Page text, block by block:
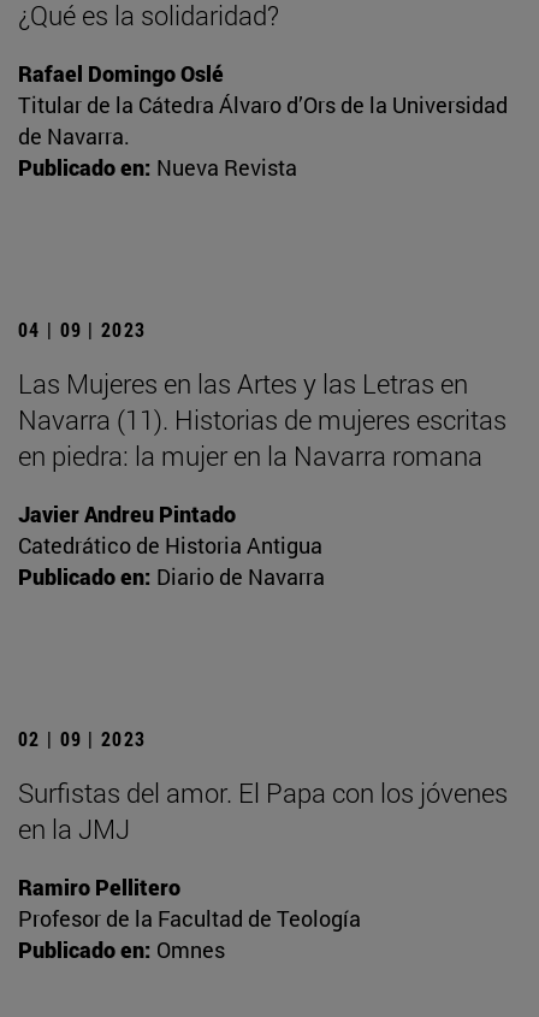
¿Qué es la solidaridad?
Rafael Domingo Oslé
Titular de la Cátedra Álvaro d’Ors de la Universidad
de Navarra.
Publicado en: Nueva Revista
04 | 09 | 2023
Las Mujeres en las Artes y las Letras en
Navarra (11). Historias de mujeres escritas
en piedra: la mujer en la Navarra romana
Javier Andreu Pintado
Catedrático de Historia Antigua
Publicado en: Diario de Navarra
02 | 09 | 2023
Surfistas del amor. El Papa con los jóvenes
en la JMJ
Ramiro Pellitero
Profesor de la Facultad de Teología
Publicado en: Omnes